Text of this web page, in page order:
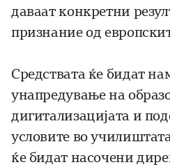
даваат конкретни
признание од
Средствата ќе бидат
унапредување на
дигитализацијата и
условите во
ќе бидат насочени